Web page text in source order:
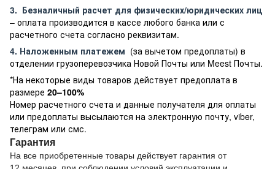
3. Безналичный расчет для физических/юридических лиц
– оплата производится в кассе любого банка или с
расчетного счета согласно реквизитам.
4. Наложенным платежем (за вычетом предоплаты) в
отделении грузоперевозчика Новой Почты или Meest Почты.
*На некоторые виды товаров действует предоплата в
размере 20–100%
Номер расчетного счета и данные получателя для оплаты
или предоплаты высылаются на электронную почту, viber,
телеграм или смс.
Гарантия
На все приобретенные товары действует гарантия от